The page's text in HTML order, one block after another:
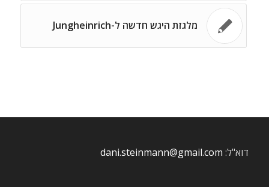
מלגזת היגש חדשה ל-Jungheinrich
דוא"ל: dani.steinmann@gmail.com